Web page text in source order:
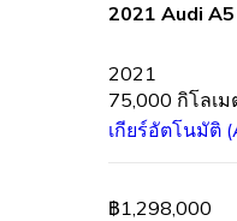
2021 Audi
2021
75,000 กิโลเม
เกียร์อัตโนมัติ
฿1,298,000